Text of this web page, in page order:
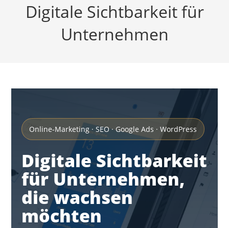
Digitale Sichtbarkeit für
Unternehmen
Online-Marketing · SEO · Google Ads · WordPress
Digitale Sichtbarkeit
für Unternehmen,
die wachsen
möchten